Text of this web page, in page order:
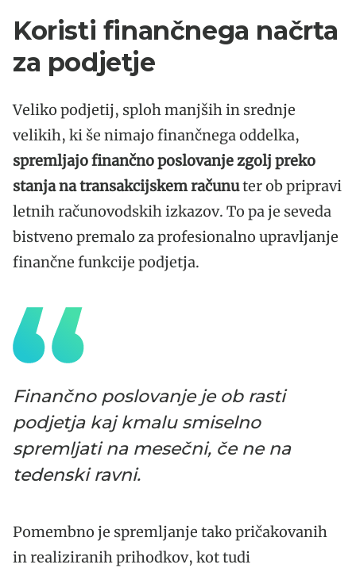
Koristi finančnega načrta
za podjetje
Veliko podjetij, sploh manjših in srednje
velikih, ki še nimajo finančnega oddelka,
spremljajo finančno poslovanje zgolj preko
stanja na transakcijskem računuter ob pripravi
letnih računovodskih izkazov. To pa je seveda
bistveno premalo za profesionalno upravljanje
finančne funkcije podjetja.
Finančno poslovanje je ob rasti
podjetja kaj kmalu smiselno
spremljati na mesečni, če ne na
tedenski ravni.
Pomembno je spremljanje tako pričakovanih
in realiziranih prihodkov, kot tudi